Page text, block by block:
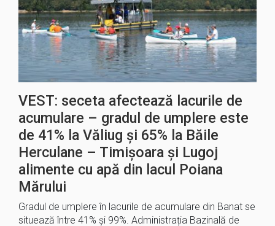
VEST: seceta afectează lacurile de
acumulare – gradul de umplere este
de 41% la Văliug și 65% la Băile
Herculane – Timișoara și Lugoj
alimente cu apă din lacul Poiana
Mărului
Gradul de umplere în lacurile de acumulare din Banat se
situează între 41% și 99%. Administrația Bazinală de